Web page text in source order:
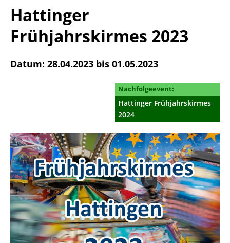
Hattinger
Frühjahrskirmes 2023
Datum: 28.04.2023 bis 01.05.2023
Nachfolgeevent:
Hattinger Frühjahrskirmes
2024